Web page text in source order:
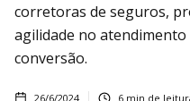
corretoras de seguros,
agilidade no
conversão.
26/6/2024 6 min de